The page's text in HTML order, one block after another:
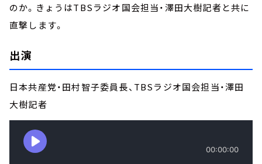
のか。きょうはTBSラジオ国会担当・澤田大樹記者と共に
直撃します。
出演
日本共産党・田村智子委員長、TBSラジオ国会担当・澤田
大樹記者